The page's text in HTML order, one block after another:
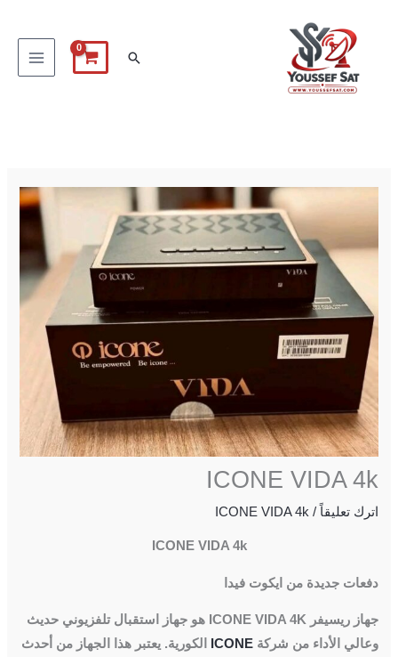
البحث
ICONE VIDA 4k
اترك تعليقاً /
ICONE VIDA 4k
ICONE VIDA 4k
دفعات جديدة من ايكوت فيدا
جهاز ريسيفر ICONE VIDA 4K هو جهاز استقبال تلفزيوني حديث
وعالي الأداء من شركةICONE
الكورية. يعتبر هذا الجهاز من أحدث